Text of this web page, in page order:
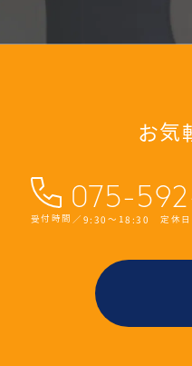
お気
075-
受付時間／9:30〜18:30 定休日